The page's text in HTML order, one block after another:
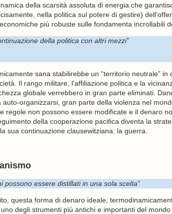
della scarsità assoluta di energia che
nella politica sul potere di gestire)
più robuste sulle fondamenta incrollabili
della politica con altri mezzi”
sana stabilirebbe un “territorio neutrale”
Il rango militare, l’affiliazione politica e la
globale verrebbero in gran parte eliminati.
organizzarsi, gran parte della violenza nel
regole non possono essere modificate e il denaro
della cooperazione pacifica diventa la
sua continuazione clausewitziana: la guerra.
possono essere distillati in una sola scelta”
questa forma di denaro ideale,
degli strumenti più antichi e importanti del